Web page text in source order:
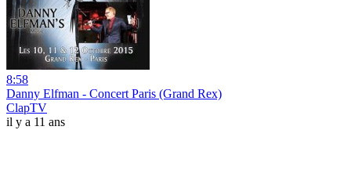
8:58
Danny Elfman - Concert Paris (Grand Rex)
ClapTV
il y a 11 ans